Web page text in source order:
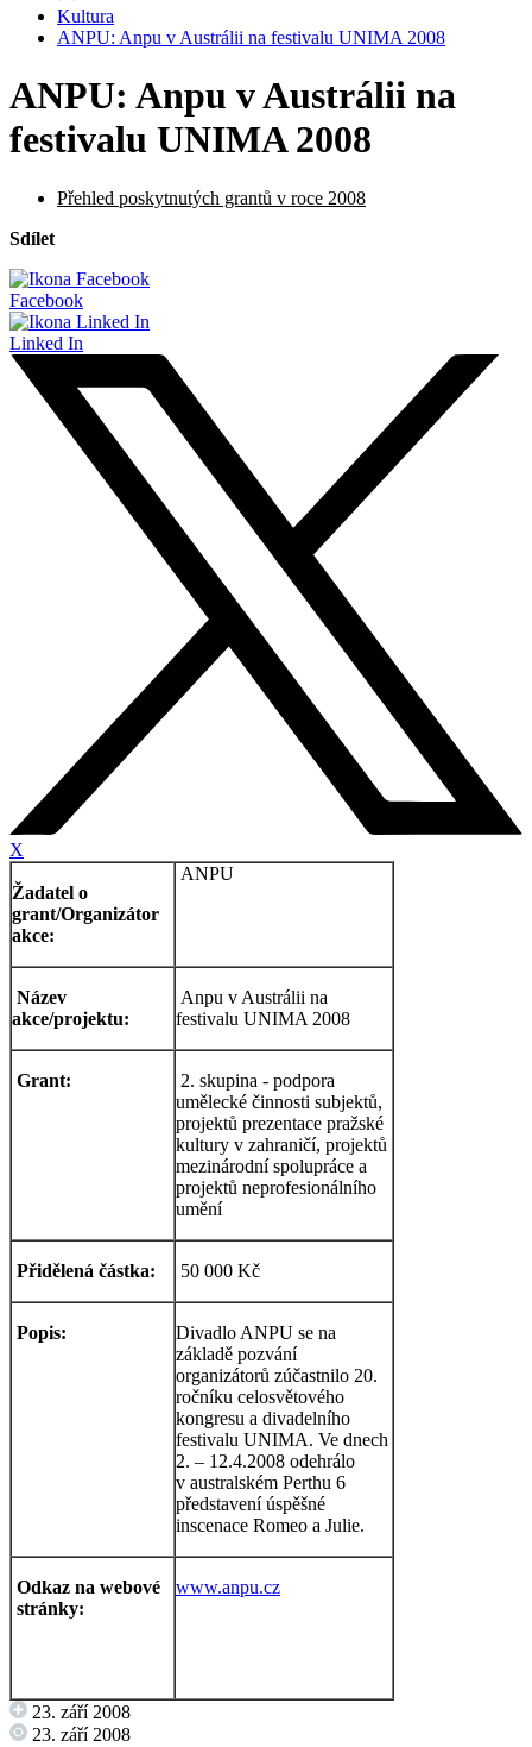
Kultura
ANPU: Anpu v Austrálii na festivalu UNIMA 2008
ANPU: Anpu v Austrálii na
festivalu UNIMA 2008
Přehled poskytnutých grantů v roce 2008
Sdílet
Facebook
Linked In
X
Žadatel o
grant/Organizátor
akce:
ANPU
Název
akce/projektu:
Anpu v Austrálii na
festivalu UNIMA 2008
Grant:
2. skupina - podpora
umělecké činnosti subjektů,
projektů prezentace pražské
kultury v zahraničí, projektů
mezinárodní spolupráce a
projektů neprofesionálního
umění
Přidělená částka: 50 000 Kč
Popis:
Divadlo ANPU se na
základě pozvání
organizátorů zúčastnilo 20.
ročníku celosvětového
kongresu a divadelního
festivalu UNIMA. Ve dnech
2. – 12.4.2008 odehrálo
v australském Perthu 6
představení úspěšné
inscenace Romeo a Julie.
Odkaz na webové
stránky:
www.anpu.cz
23. září 2008
23. září 2008